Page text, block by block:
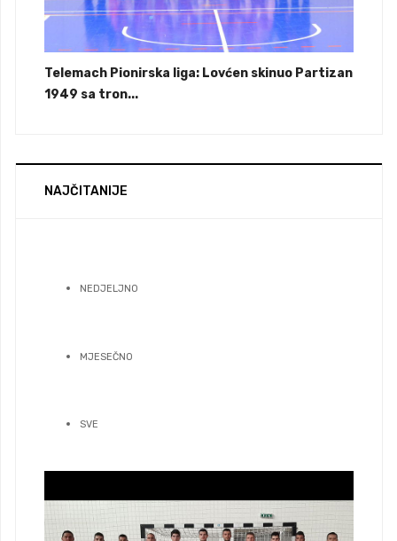
Telemach Pionirska liga: Lovćen skinuo Partizan
1949 sa tron...
NAJČITANIJE
NEDJELJNO
MJESEČNO
SVE